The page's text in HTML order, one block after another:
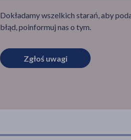
Dokładamy wszelkich starań, aby
błąd, poinformuj nas o tym.
Zgłoś uwagi